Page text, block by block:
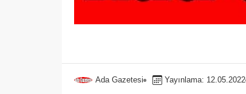
Ada Gazetesi Yayınlama: 12.05.2022